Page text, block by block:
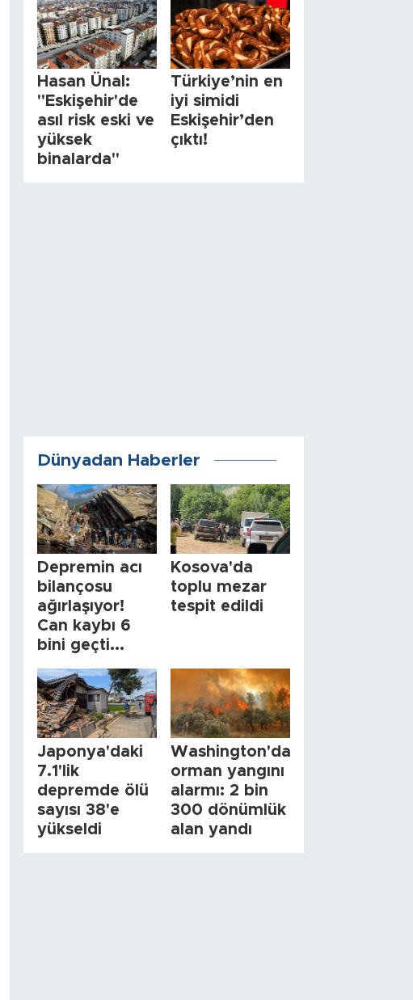
Hasan Ünal:
"Eskişehir'de
asıl risk eski ve
yüksek
binalarda"
Türkiye’nin en
iyi simidi
Eskişehir’den
çıktı!
Dünyadan Haberler
Depremin acı
bilançosu
ağırlaşıyor!
Can kaybı 6
bini geçti...
Kosova'da
toplu mezar
tespit edildi
Japonya'daki
7.1'lik
depremde ölü
sayısı 38'e
yükseldi
Washington'da
orman yangını
alarmı: 2 bin
300 dönümlük
alan yandı